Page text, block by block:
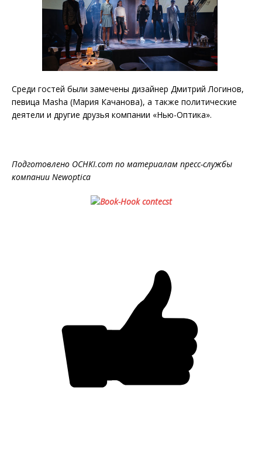
Среди гостей были замечены дизайнер Дмитрий Логинов,
певица Masha (Мария Качанова), а также политические
деятели и другие друзья компании «Нью-Оптика».
Подготовлено OCHKI.com по материалам пресс-службы
компании Newoptica